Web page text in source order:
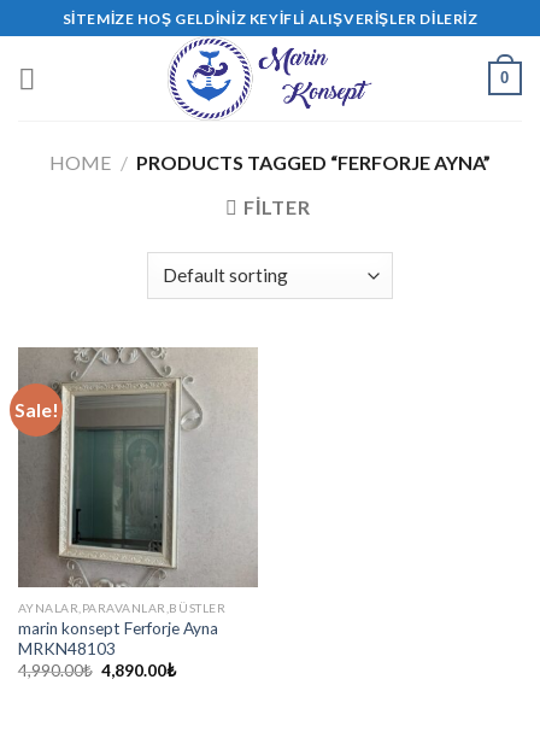
to
content
SITEMIZE HOŞ GELDINIZ KEYIFLI ALIŞVERIŞLER DILERIZ
0
HOME / PRODUCTS TAGGED “FERFORJE AYNA”
FILTER
Sale!
AYNALAR,PARAVANLAR,BÜSTLER
marin konsept Ferforje Ayna
MRKN48103
4,990.00₺ 4,890.00₺